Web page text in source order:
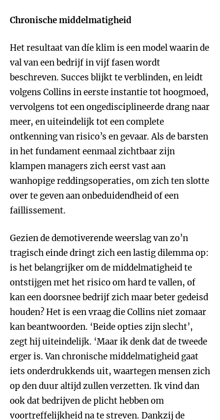
Chronische middelmatigheid
Het resultaat vandíe klim is een model waarin de
val van een bedrijf in vijf fasen wordt
beschreven. Succes blijkt te verblinden, en leidt
volgens Collins in eerste instantie tot hoogmoed,
vervolgens tot een ongedisciplineerde drang naar
meer, en uiteindelijk tot een complete
ontkenning van risico’s en gevaar. Als de barsten
in het fundament eenmaal zichtbaar zijn
klampen managers zich eerst vast aan
wanhopige reddingsoperaties, om zich ten slotte
over te geven aan onbeduidendheid of een
faillissement.
Gezien de demotiverende weerslag van zo’n
tragisch einde dringt zich een lastig dilemma op:
is het belangrijker om de middelmatigheid te
ontstijgen met het risico om hard te vallen, of
kan een doorsnee bedrijf zich maar beter gedeisd
houden? Het is een vraag die Collins niet zomaar
kan beantwoorden. ‘Beide opties zijn slecht’,
zegt hij uiteindelijk. ‘Maar ik denk dat de tweede
erger is. Van chronische middelmatigheid gaat
iets onderdrukkends uit, waartegen mensen zich
op den duur altijd zullen verzetten. Ik vind dan
ook dat bedrijven de plicht hebben om
voortreffelijkheid na te streven. Dankzij de